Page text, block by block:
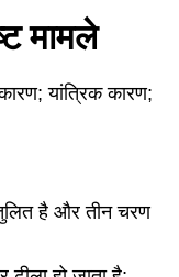
मामले
यांत्रिक कारण;
है और तीन चरण